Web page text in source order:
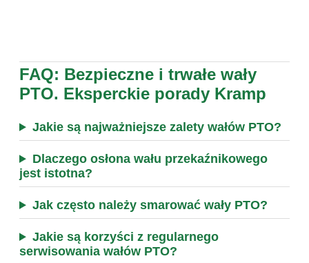
FAQ: Bezpieczne i trwałe wały
PTO. Eksperckie porady Kramp
Jakie są najważniejsze zalety wałów PTO?
Dlaczego osłona wału przekaźnikowego
jest istotna?
Jak często należy smarować wały PTO?
Jakie są korzyści z regularnego
serwisowania wałów PTO?